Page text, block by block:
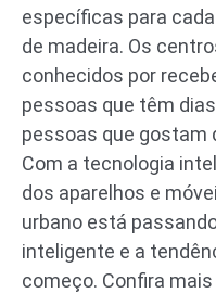
específicas para
de madeira. Os
conhecidos por
pessoas que têm
pessoas que gostam
Com a tecnologia
dos aparelhos e
urbano está
inteligente e a
começo. Confira